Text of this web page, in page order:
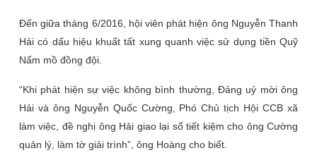
Đến giữa tháng 6/2016, hội viên phát hiện ông Nguyễn Thanh
Hải có dấu hiệu khuất tất xung quanh việc sử dụng tiền Quỹ
Nấm mồ đồng đội.
“Khi phát hiện sự việc không bình thường, Đảng uỷ mời ông
Hải và ông Nguyễn Quốc Cường, Phó Chủ tịch Hội CCB xã
làm việc, đề nghị ông Hải giao lại sổ tiết kiệm cho ông Cường
quản lý, làm tờ giải trình”, ông Hoàng cho biết.